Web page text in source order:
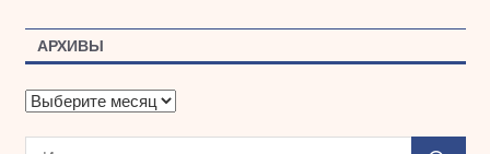
АРХИВЫ
А
х